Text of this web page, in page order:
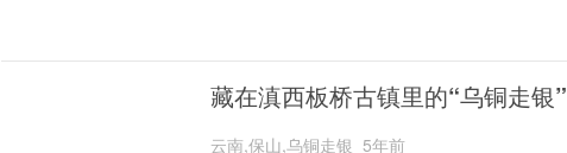
藏在滇西板桥古镇里的“乌铜走银”
云南,保山,乌铜走银 5年前